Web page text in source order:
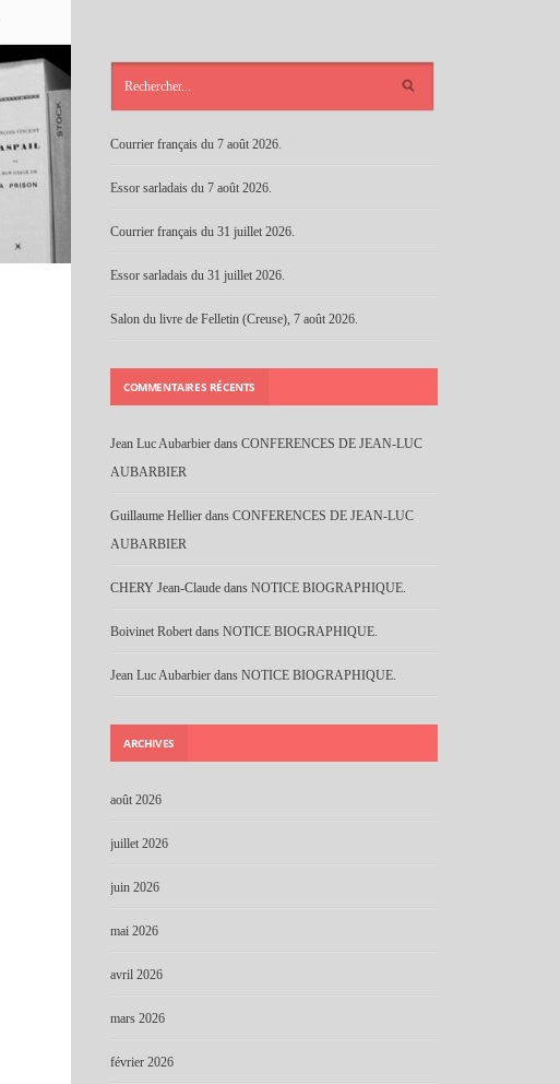
Courrier français du 7 août 2026.
Essor sarladais du 7 août 2026.
Courrier français du 31 juillet 2026.
Essor sarladais du 31 juillet 2026.
Salon du livre de Felletin (Creuse), 7 août 2026.
COMMENTAIRES RÉCENTS
Jean Luc Aubarbier dans CONFERENCES DE JEAN-LUC
AUBARBIER
Guillaume Hellier dans CONFERENCES DE JEAN-LUC
AUBARBIER
CHERY Jean-Claude dans NOTICE BIOGRAPHIQUE.
Boivinet Robert dans NOTICE BIOGRAPHIQUE.
Jean Luc Aubarbier dans NOTICE BIOGRAPHIQUE.
ARCHIVES
août 2026
juillet 2026
juin 2026
mai 2026
avril 2026
mars 2026
février 2026